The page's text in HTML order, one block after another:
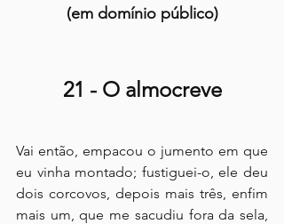
(em domínio público)
21 - O almocreve
Vai então, empacou o jumento em que
eu vinha montado; fustiguei-o, ele deu
dois corcovos, depois mais três, enfim
mais um, que me sacudiu fora da sela,